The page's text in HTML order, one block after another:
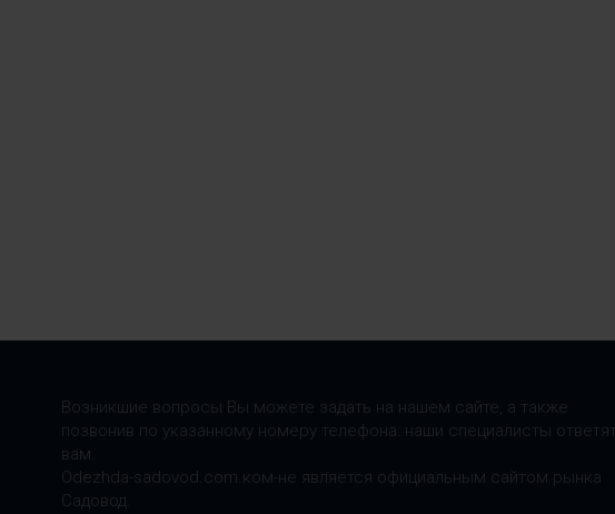
Возникшие вопросы Вы можете задать на нашем сайте, а также
позвонив по указанному номеру телефона: наши специалисты ответят
вам.
Odezhda-sadovod.com.ком-не является официальным сайтом рынка
Садовод.